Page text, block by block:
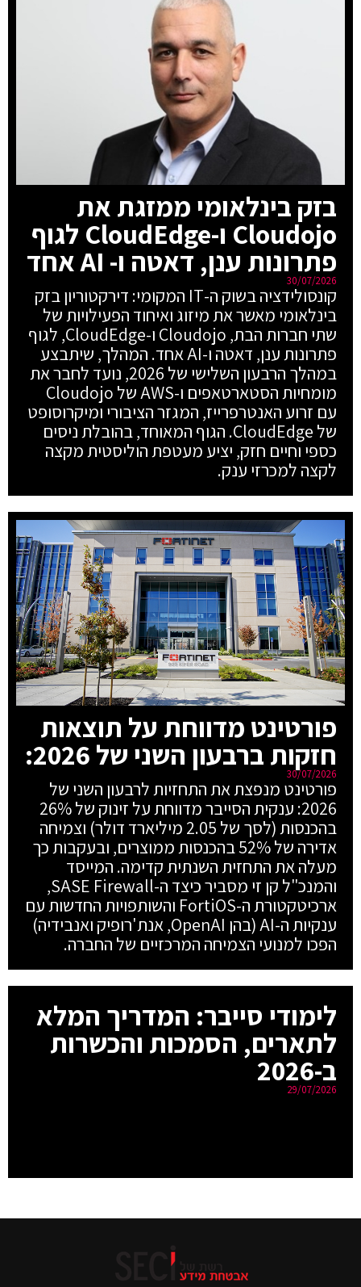
בזק בינלאומי ממזגת את
Cloudojo ו-CloudEdge לגוף
פתרונות ענן, דאטה ו- AI אחד
30/07/2026
קונסולידציה בשוק ה-IT המקומי: דירקטוריון בזק
בינלאומי מאשר את מיזוג ואיחוד הפעילויות של
שתי חברות הבת, Cloudojo ו-CloudEdge, לגוף
פתרונות ענן, דאטה ו-AI אחד. המהלך, שיתבצע
במהלך הרבעון השלישי של 2026, נועד לחבר את
מומחיות הסטארטאפים ו-AWS של Cloudojo
עם זרוע האנטרפרייז, המגזר הציבורי ומיקרוסופט
של CloudEdge. הגוף המאוחד, בהובלת ניסים
כספי וחיים חזק, יציע מעטפת הוליסטית מקצה
לקצה למכרזי ענק.
פורטינט מדווחת על תוצאות
חזקות ברבעון השני של 2026:
30/07/2026
פורטינט מנפצת את התחזיות לרבעון השני של
2026: ענקית הסייבר מדווחת על זינוק של 26%
בהכנסות (לסך של 2.05 מיליארד דולר) וצמיחה
אדירה של 52% בהכנסות ממוצרים, ובעקבות כך
מעלה את התחזית השנתית קדימה. המייסד
והמנכ"ל קן זי מסביר כיצד ה-SASE Firewall,
ארכיטקטורת ה-FortiOS והשותפויות החדשות עם
ענקיות ה-AI (בהן OpenAI, אנת'רופיק ואנבידיה)
הפכו למנועי הצמיחה המרכזיים של החברה.
לימודי סייבר: המדריך המלא
לתארים, הסמכות והכשרות
ב-2026
29/07/2026